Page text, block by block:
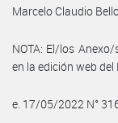
Marcelo Claudio
NOTA: El/los
en la edición web
e. 17/05/2022 N°